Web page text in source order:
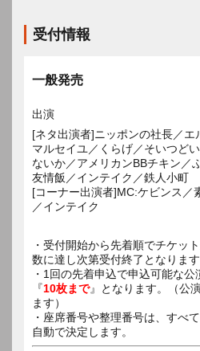
受付情報
一般発売
出演
[ネタ出演者]ニッポンの社長／エ
マルセイユ／くらげ／そいつど
ないか／アメリカンBBチキン／
友情飯／インテイク／鉄人小町
[コーナー出演者]MC:ケビンス／
／インテイク
・受付開始から先着順でチケッ
数に達し次第受付終了となります
・1回の先着申込で申込可能な公
『10枚まで』となります。（公
ます）
・座席番号や整理番号は、すべ
自動で決定します。